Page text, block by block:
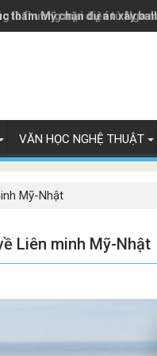
thẩm Mỹ chặn dự án xây
lồ thương mại điện tử Nga
VĂN HỌC NGHỆ THUẬT
Mỹ-Nhật
Liên minh Mỹ-Nhật